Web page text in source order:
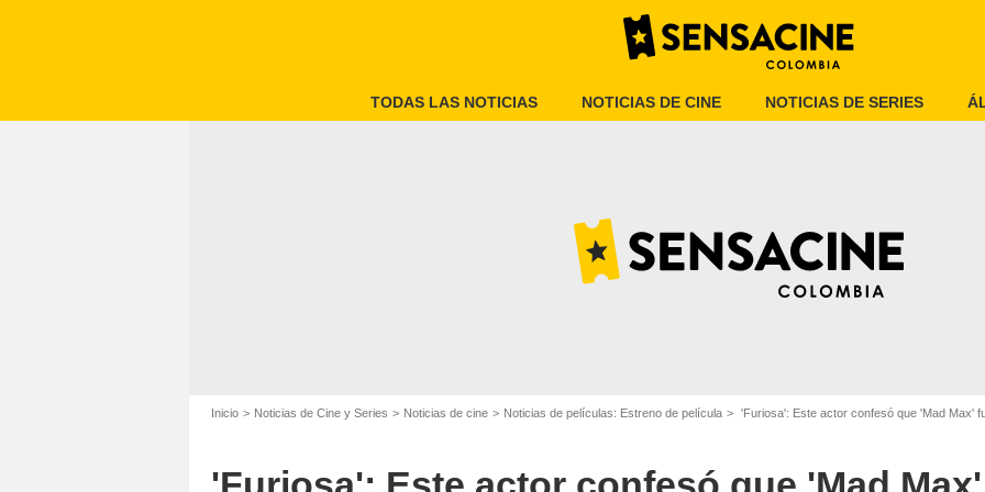
TODAS LAS NOTICIAS NOTICIAS DE CINE NOTICIAS DE SERIES
Inicio Noticias de Cine y Series Noticias de cine Noticias de películas: Estreno de película 'Furiosa': Este actor confesó que 'Mad Max'